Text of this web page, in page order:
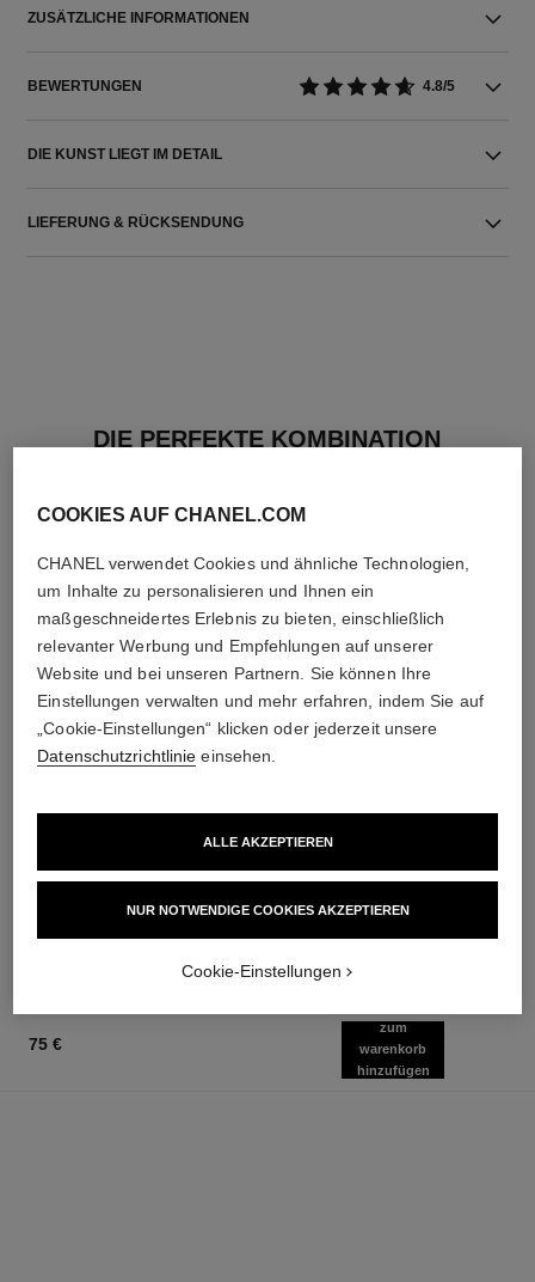
ZUSÄTZLICHE INFORMATIONEN
BEWERTUNGEN 4.8/5
DIE KUNST LIEGT IM DETAIL
LIEFERUNG & RÜCKSENDUNG
DIE PERFEKTE KOMBINATION
Nährt – Pflegt Geschmeidig –
60 €
Zum Warenkorb hinzufügen
Eau de Toilette Zerstäuber
75 €
zum
warenkorb
hinzufügen
COOKIES AUF CHANEL.COM
CHANEL verwendet Cookies und ähnliche Technologien,
um Inhalte zu personalisieren und Ihnen ein
maßgeschneidertes Erlebnis zu bieten, einschließlich
relevanter Werbung und Empfehlungen auf unserer
Website und bei unseren Partnern. Sie können Ihre
Einstellungen verwalten und mehr erfahren, indem Sie auf
„Cookie-Einstellungen“ klicken oder jederzeit unsere
Datenschutzrichtlinie einsehen.
NUR NOTWENDIGE COOKIES AKZEPTIEREN
ALLE AKZEPTIEREN
Cookie-Einstellungen